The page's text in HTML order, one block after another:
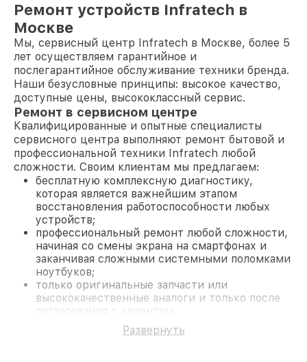
Ремонт устройств Infratech в
Москве
Мы, сервисный центр Infratech в Москве, более 5
лет осуществляем гарантийное и
послегарантийное обслуживание техники бренда.
Наши безусловные принципы: высокое качество,
доступные цены, высококлассный сервис.
Ремонт в сервисном центре
Квалифицированные и опытные специалисты
сервисного центра выполняют ремонт бытовой и
профессиональной техники Infratech любой
сложности. Своим клиентам мы предлагаем:
бесплатную комплексную диагностику,
которая является важнейшим этапом
восстановления работоспособности любых
устройств;
профессиональный ремонт любой сложности,
начиная со смены экрана на смартфонах и
заканчивая сложными системными поломками
ноутбуков;
только оригинальные запчасти или
высококачественные аналоги и только после
согласования с клиентом.
На все работы и замененные комплектующие
предоставляется длительная гарантия. В случае
Развернуть